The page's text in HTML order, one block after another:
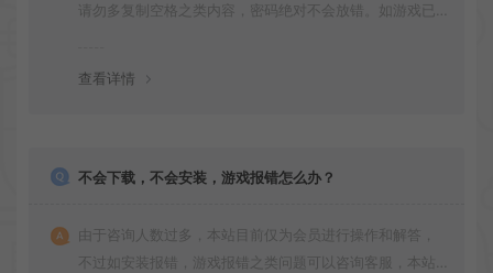
请勿多复制空格之类内容，密码绝对不会放错。如游戏已
查看详情
不会下载，不会安装，游戏报错怎么办？
由于咨询人数过多，本站目前仅为会员进行操作和解答，
不过如安装报错，游戏报错之类问题可以咨询客服，本站